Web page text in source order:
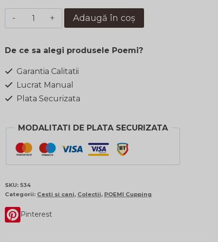
Cantitate
Ceasca
ml
Orange
Adaugă în coș
De ce sa alegi produsele Poemi?
Garantia Calitatii
Lucrat Manual
Plata Securizata
MODALITATI DE PLATA SECURIZATA
SKU: 534
Categorii: Cesti si cani, Colectii, POEMI Cupping
Pinterest